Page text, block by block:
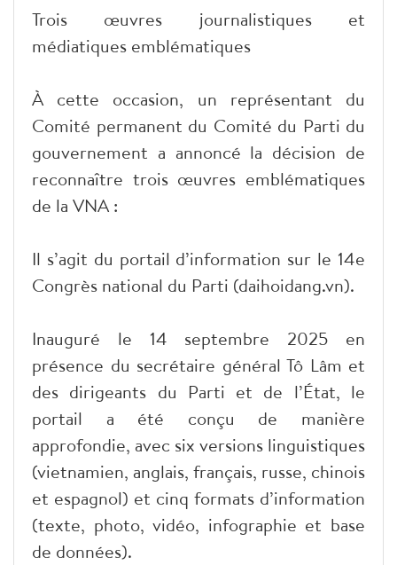
Trois œuvres journalistiques et
médiatiques emblématiques
À cette occasion, un représentant du
Comité permanent du Comité du Parti du
gouvernement a annoncé la décision de
reconnaître trois œuvres emblématiques
de la VNA :
Il s’agit du portail d’information sur le 14e
Congrès national du Parti (daihoidang.vn).
Inauguré le 14 septembre 2025 en
présence du secrétaire général Tô Lâm et
des dirigeants du Parti et de l’État, le
portail a été conçu de manière
approfondie, avec six versions linguistiques
(vietnamien, anglais, français, russe, chinois
et espagnol) et cinq formats d’information
(texte, photo, vidéo, infographie et base
de données).